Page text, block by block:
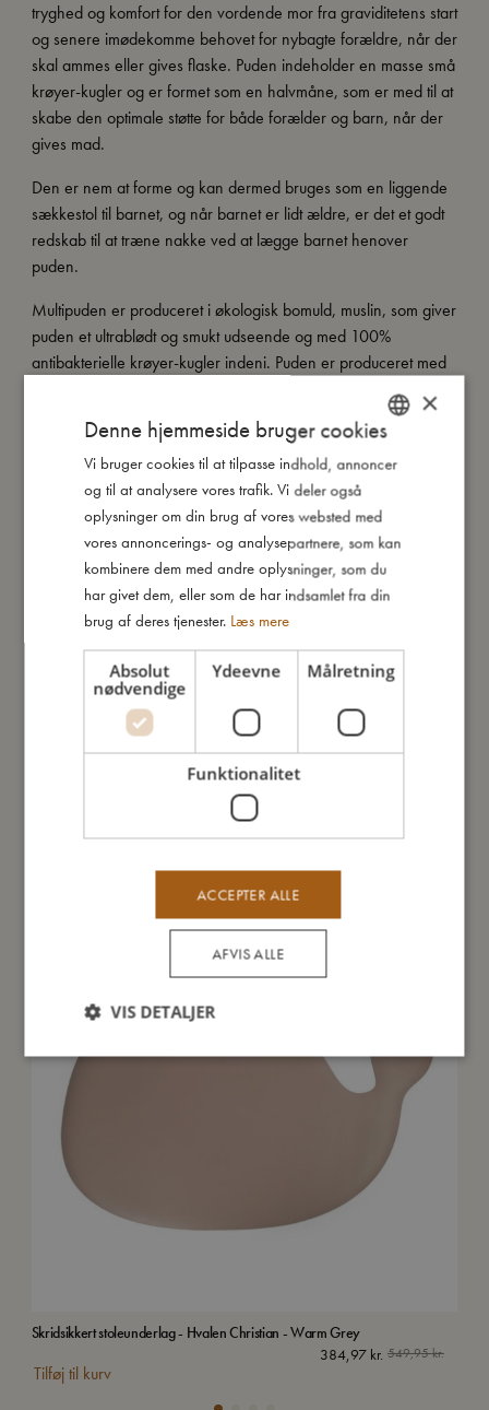
tryghed og komfort for den vordende mor fra graviditetens start
og senere imødekomme behovet for nybagte forældre, når der
skal ammes eller gives flaske. Puden indeholder en masse små
krøyer-kugler og er formet som en halvmåne, som er med til at
skabe den optimale støtte for både forælder og barn, når der
gives mad.
Den er nem at forme og kan dermed bruges som en liggende
sækkestol til barnet, og når barnet er lidt ældre, er det et godt
redskab til at træne nakke ved at lægge barnet henover
puden.
Multipuden er produceret i økologisk bomuld, muslin, som giver
puden et ultrablødt og smukt udseende og med 100%
antibakterielle krøyer-kugler indeni. Puden er produceret med
Så stor er jeg
Jeg er lavet af
Sådan plejer du mig
Mine data
Du vil måske også kunne lide
Skridsikkert stoleunderlag - Hvalen Christian - Warm Grey
549,95kr.
384,97 kr.
Tilføj til kurv
DANISH
GERMAN
×
Denne hjemmeside bruger cookies
Vi bruger cookies til at tilpasse indhold, annoncer
og til at analysere vores trafik. Vi deler også
oplysninger om din brug af vores websted med
vores annoncerings- og analysepartnere, som kan
kombinere dem med andre oplysninger, som du
har givet dem, eller som de har indsamlet fra din
brug af deres tjenester. Læs mere
Absolut
nødvendige
Ydeevne Målretning
Funktionalitet
ACCEPTER ALLE
AFVIS ALLE
VIS DETALJER